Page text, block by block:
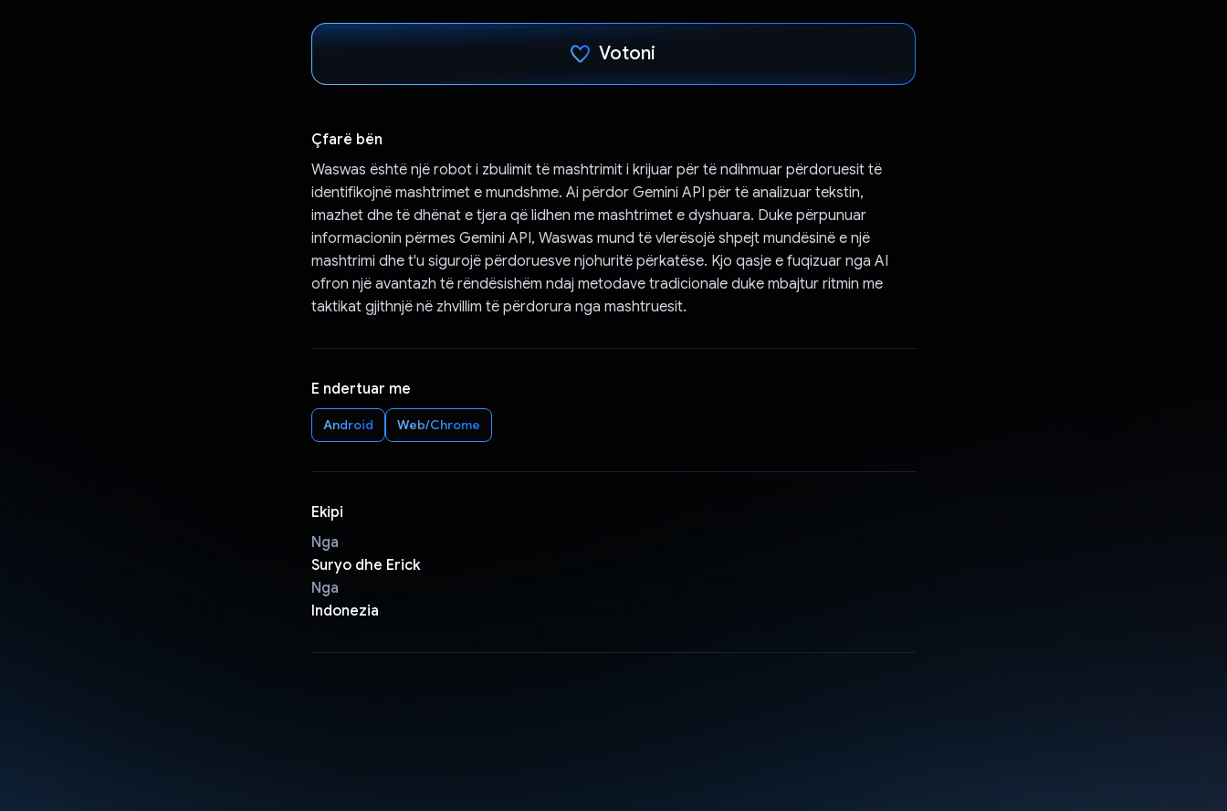
Votoni
Çfarë bën
Waswas është një robot i zbulimit të mashtrimit i krijuar për të ndihmuar përdoruesit të
identifikojnë mashtrimet e mundshme. Ai përdor Gemini API për të analizuar tekstin,
imazhet dhe të dhënat e tjera që lidhen me mashtrimet e dyshuara. Duke përpunuar
informacionin përmes Gemini API, Waswas mund të vlerësojë shpejt mundësinë e një
mashtrimi dhe t'u sigurojë përdoruesve njohuritë përkatëse. Kjo qasje e fuqizuar nga AI
ofron një avantazh të rëndësishëm ndaj metodave tradicionale duke mbajtur ritmin me
taktikat gjithnjë në zhvillim të përdorura nga mashtruesit.
E ndertuar me
Android Web/Chrome
Ekipi
Nga
Suryo dhe Erick
Nga
Indonezia